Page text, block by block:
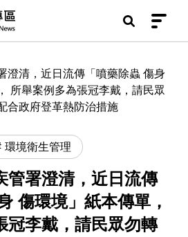
專區
澄清，近日流傳「噴藥除蟲 傷身
所舉案例多為張冠李戴，請民眾
合政府登革熱防治措施
環境衛生管理
管署澄清，近日流傳
傷環境」紙本傳單，
冠李戴，請民眾勿轉